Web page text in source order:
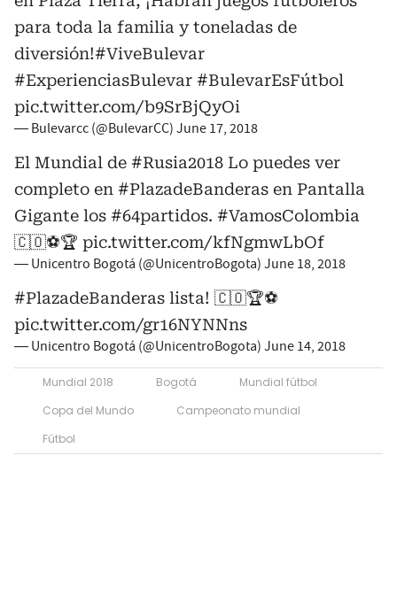
para toda la familia y toneladas de
diversión!#ViveBulevar
#ExperienciasBulevar #BulevarEsFútbol
pic.twitter.com/b9SrBjQyOi
— Bulevarcc (@BulevarCC) June 17, 2018
El Mundial de #Rusia2018 Lo puedes ver
completo en #PlazadeBanderas en Pantalla
Gigante los #64partidos. #VamosColombia
🇨🇴⚽️🏆 pic.twitter.com/kfNgmwLbOf
— Unicentro Bogotá (@UnicentroBogota) June 18, 2018
#PlazadeBanderas lista! 🇨🇴🏆⚽️
pic.twitter.com/gr16NYNNns
— Unicentro Bogotá (@UnicentroBogota) June 14, 2018
Mundial 2018 Bogotá
Mundial fútbol
Copa del Mundo
Campeonato mundial
Fútbol